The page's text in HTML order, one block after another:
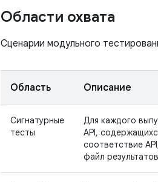
Области охвата
Сценарии модульного
Область Описание
Сигнатурные
тесты
Для каждого
API,
соответствие
файл